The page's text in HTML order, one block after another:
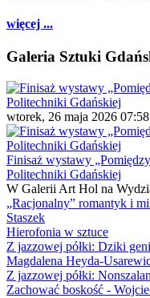
więcej ...
Galeria Sztuki
wtorek, 26 maja 2026 07:58
Finisaż wystawy
Politechniki Gdańskiej
W Galerii Art Hol na
„Racjonalny” romantyk i
Staszek
Hierofonia w sztuce
Z jazzowej półki: Dziki
Magdalena Heyda-
Z jazzowej półki:
Zachować boskość -